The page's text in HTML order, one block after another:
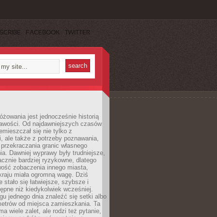
FACEBOOK TWITTER
jest jednocześnie historią
Od najdawniejszych czasów
się nie tylko z
ale także z potrzeby poznawania,
granic własnego
Dawniej wyprawy były trudniejsze,
bardziej ryzykowne, dlatego
zobaczenia innego miasta,
miała ogromną wagę. Dziś
stało się łatwiejsze, szybsze i
niż kiedykolwiek wcześniej.
jednego dnia znaleźć się setki albo
od miejsca zamieszkania. Ta
wiele zalet, ale rodzi też pytanie,